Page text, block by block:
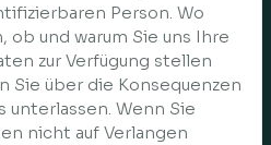
Person. Wo
ob und warum Sie uns Ihre
zur Verfügung stellen
Sie über die Konsequenzen
unterlassen. Wenn Sie
nicht auf Verlangen